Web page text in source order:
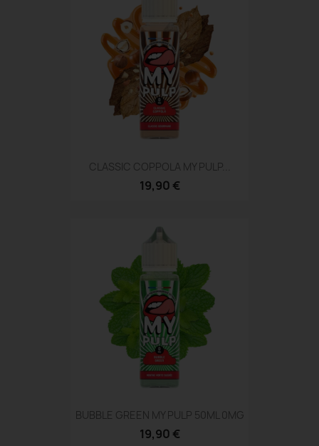
CLASSIC COPPOLA MY PULP...
19,90 €
BUBBLE GREEN MY PULP 50ML 0MG
19,90 €